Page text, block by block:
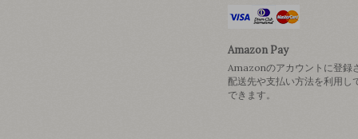
Amazon Pay
Amazonのアカウントに登録
配送先や支払い方法を利用し
できます。